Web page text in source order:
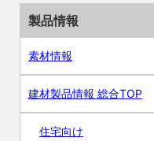
製品情報
素材情報
建材製品情報 総合TOP
住宅向け